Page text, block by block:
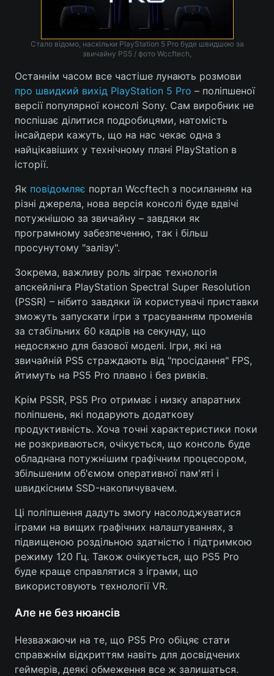
Економіка
Спорт Наука
Зброя Інциденти
Здоров'я Туризм
Цікавинки Погода
Екологія
Лонгріди
Відео з Youtube Статті
Архів Вакансії
Контакти
Послуги
Тема оформлення
Стало відомо, наскільки PlayStation 5 Pro буде швидшою за
звичайну PS5 / фото Wccftech,
Останнім часом все частіше лунають розмови
про швидкий вихід PlayStation 5 Pro – поліпшеної
версії популярної консолі Sony. Сам виробник не
поспішає ділитися подробицями, натомість
інсайдери кажуть, що на нас чекає одна з
найцікавіших у технічному плані PlayStation в
історії.
Як повідомляє портал Wccftech з посиланням на
різні джерела, нова версія консолі буде вдвічі
потужнішою за звичайну – завдяки як
програмному забезпеченню, так і більш
просунутому "залізу".
Зокрема, важливу роль зіграє технологія
апскейлінга PlayStation Spectral Super Resolution
(PSSR) – нібито завдяки їй користувачі приставки
зможуть запускати ігри з трасуванням променів
за стабільних 60 кадрів на секунду, що
недосяжно для базової моделі. Ігри, які на
звичайній PS5 страждають від "просідання" FPS,
йтимуть на PS5 Pro плавно і без ривків.
Крім PSSR, PS5 Pro отримає і низку апаратних
поліпшень, які подарують додаткову
продуктивність. Хоча точні характеристики поки
не розкриваються, очікується, що консоль буде
обладнана потужнішим графічним процесором,
збільшеним об'ємом оперативної пам'яті і
швидкісним SSD-накопичувачем.
Ці поліпшення дадуть змогу насолоджуватися
іграми на вищих графічних налаштуваннях, з
підвищеною роздільною здатністю і підтримкою
режиму 120 Гц. Також очікується, що PS5 Pro
буде краще справлятися з іграми, що
використовують технології VR.
Але не без нюансів
Незважаючи на те, що PS5 Pro обіцяє стати
справжнім відкриттям навіть для досвідчених
геймерів, деякі обмеження все ж залишаться.